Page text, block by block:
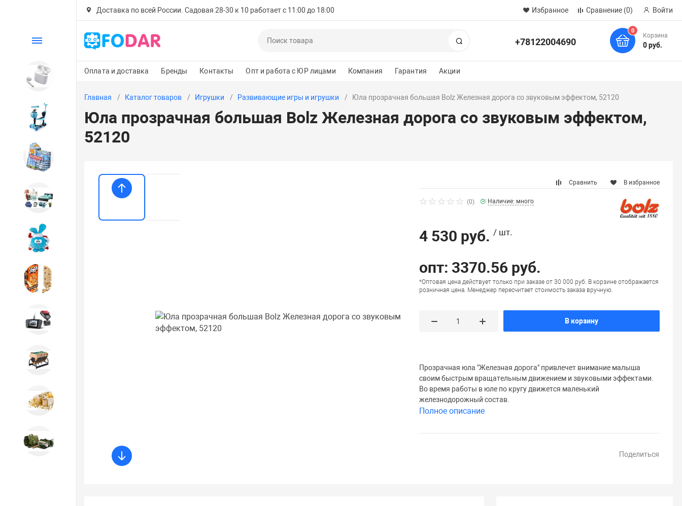
Доставка по всей России. Садовая 28-30 к 10 работает с 11:00 до 18:00 Избранное Сравнение (0) Войти
+78122004690
0
Корзина
0 руб.
Оплата и доставка Бренды Контакты Опт и работа с ЮР лицами Компания Гарантия Акции
Каталог
Электроника
Детский транспорт
Главная Каталог товаров Игрушки Развивающие игры и игрушки Юла прозрачная большая Bolz Железная дорога со звуковым эффектом, 52120
Юла прозрачная большая Bolz Железная дорога со звуковым эффектом,
52120
Сравнить В избранное
(0) Наличие: много
4 530 руб. / шт.
опт: 3370.56 руб.
*Оптовая цена действует только при заказе от 30 000 руб. В корзине отображается
розничная цена. Менеджер пересчитает стоимость заказа вручную.
В корзину
Прозрачная юла "Железная дорога" привлечет внимание малыша
своим быстрым вращательным движением и звуковыми эффектами.
Во время работы в юле по кругу движется маленький
железнодорожный состав.
Полное описание
Поделиться